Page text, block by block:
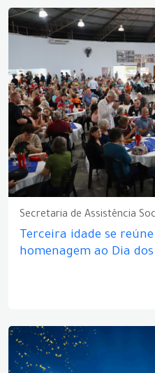
Secretaria de Assistência
Terceira idade se
homenagem ao Dia dos